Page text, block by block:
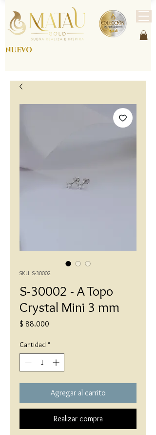
NUEVO
SKU: S-30002
S-30002 - A Topo
Crystal Mini 3 mm
$ 88.000
Cantidad *
Agregar al carrito
Realizar compra